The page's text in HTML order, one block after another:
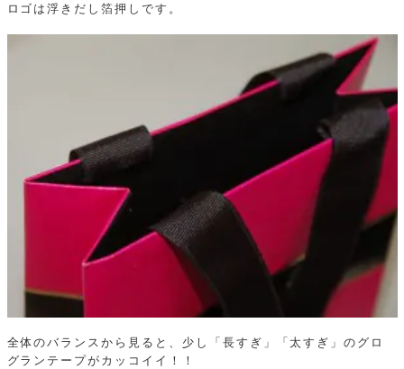
ロゴは浮きだし箔押しです。
全体のバランスから見ると、少し「長すぎ」「太すぎ」のグロ
グランテープがカッコイイ！！